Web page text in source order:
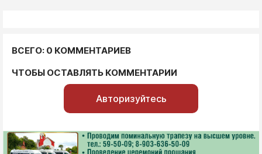
ВСЕГО: 0 КОММЕНТАРИЕВ
ЧТОБЫ ОСТАВЛЯТЬ КОММЕНТАРИИ
Авторизуйтесь